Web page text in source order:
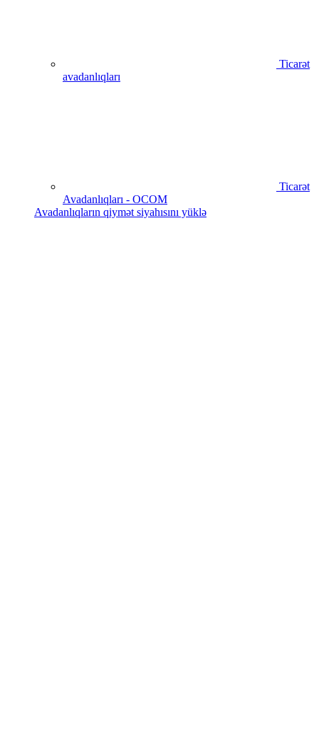
Ticarət
avadanlıqları
Ticarət
Avadanlıqları - OCOM
Avadanlıqların qiymət siyahısını yüklə